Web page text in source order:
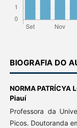
BIOGRAFIA DO
NORMA PATRÍCYA
Piauí
Professora da
Picos. Doutoranda